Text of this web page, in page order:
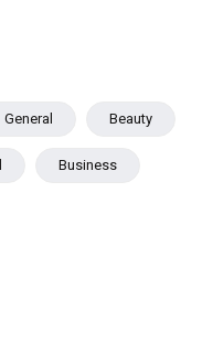
General Beauty
Business